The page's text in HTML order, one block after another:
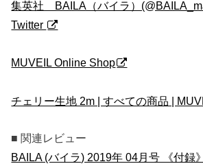
集英社 BAILA（バイラ）
Twitter
MUVEIL Online Shop
チェリー生地 2m | すべての商品 |
■ 関連レビュー
BAILA (バイラ) 2019年 04月号 《付録